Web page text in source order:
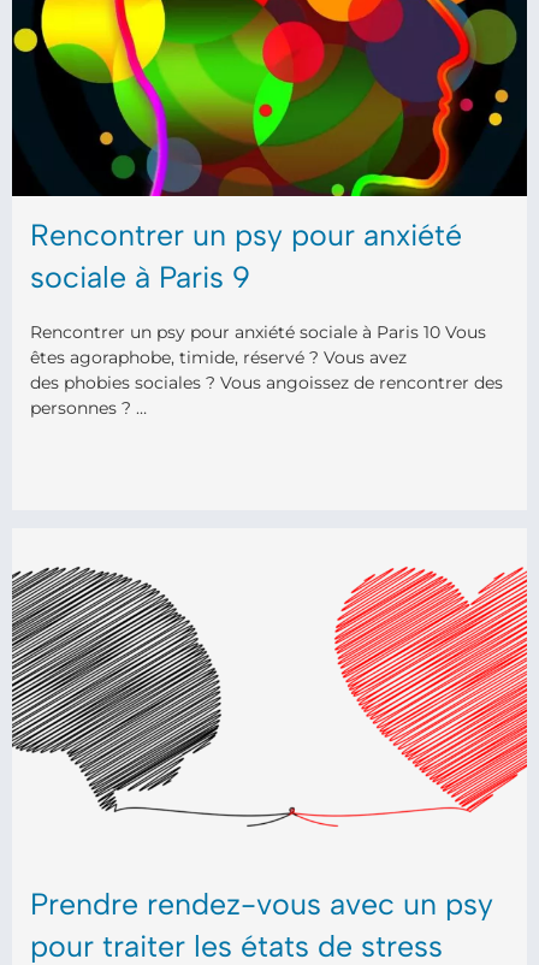
Rencontrer un psy pour anxiété
sociale à Paris 9
Rencontrer un psy pour anxiété sociale à Paris 10 Vous
êtes agoraphobe, timide, réservé ? Vous avez
des phobies sociales ? Vous angoissez de rencontrer des
personnes ? …
Prendre rendez-vous avec un psy
pour traiter les états de stress